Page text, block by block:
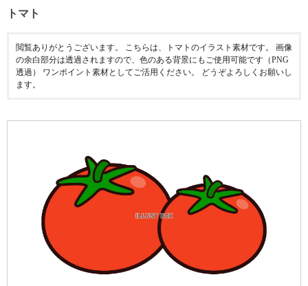
トマト
閲覧ありがとうございます。 こちらは、トマトのイラスト素材です。 画像
の余白部分は透過されますので、色のある背景にもご使用可能です（PNG
透過） ワンポイント素材としてご活用ください。 どうぞよろしくお願いし
ます。